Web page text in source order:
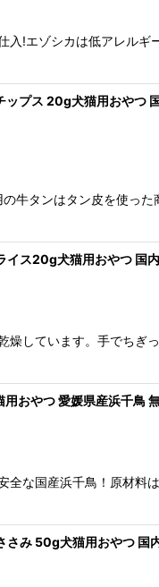
!エゾシカは低アレル
ップス 20g犬猫用おやつ
牛タンはタン皮を使っ
イス20g犬猫用おやつ 国
燥しています。手でち
おやつ 愛媛県産浜千鳥
な国産浜千鳥！原材
さみ 50g犬猫用おやつ 国